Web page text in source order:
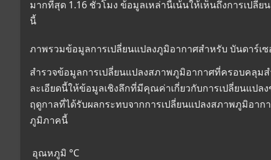
มากที่สุด 1.16 ชั่วโมง ข้อมูลเหล่านี้เน้นให้เห็นถึงการเป
นี้
ภาพรวมข้อมูลการเปลี่ยนแปลงภูมิอากาศสำหรับ บันดาร์เ
สำรวจข้อมูลการเปลี่ยนแปลงสภาพภูมิอากาศที่ครอบคลุม
ละเอียดนี้ให้ข้อมูลเชิงลึกที่มีคุณค่าเกี่ยวกับการเปลี่ยนแป
ฤดูกาลที่ได้รับผลกระทบจากการเปลี่ยนแปลงสภาพภูมิอา
ภูมิภาคนี้
อุณหภูมิ °C